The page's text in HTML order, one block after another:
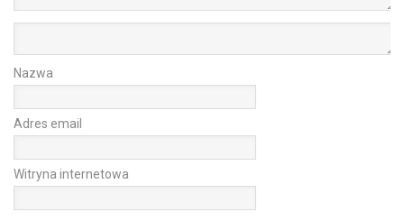
Nazwa
Adres email
Witryna internetowa